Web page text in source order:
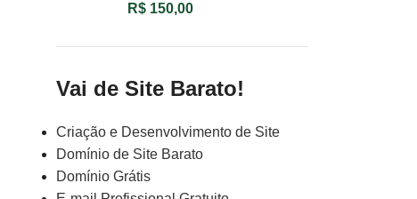
R$150,00
Vai de Site Barato!
Criação e Desenvolvimento de Site
Domínio de Site Barato
Domínio Grátis